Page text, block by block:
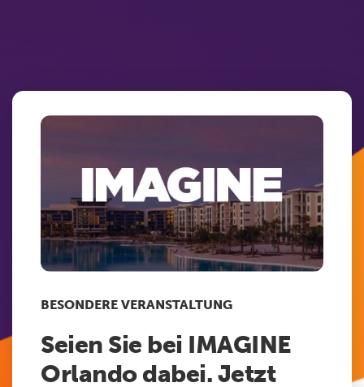
BESONDERE VERANSTALTUNG
Seien Sie bei IMAGINE
Orlando dabei. Jetzt